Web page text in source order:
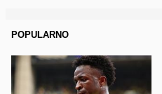
POPULARNO